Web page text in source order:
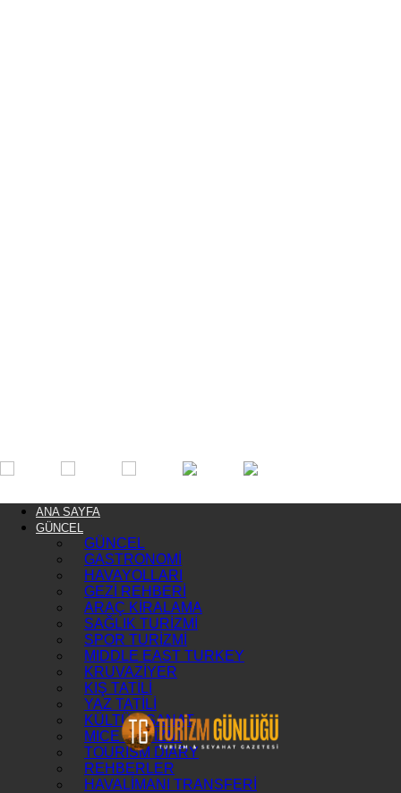
ANA SAYFA
GÜNCEL
GÜNCEL
GASTRONOMİ
HAVAYOLLARI
GEZİ REHBERİ
ARAÇ KİRALAMA
SAĞLIK TURİZMİ
SPOR TURİZMİ
MIDDLE EAST TURKEY
KRUVAZİYER
KIŞ TATİLİ
YAZ TATİLİ
KÜLTÜR SANAT
MICE TURİZMİ
TOURISM DIARY
REHBERLER
HAVALİMANI TRANSFERİ